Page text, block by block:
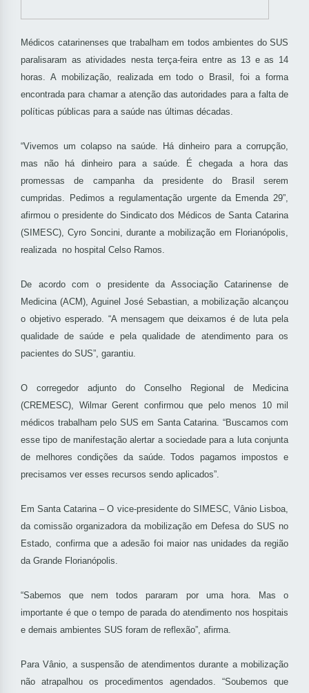
Médicos catarinenses que trabalham em todos ambientes do SUS
paralisaram as atividades nesta terça-feira entre as 13 e as 14
horas. A mobilização, realizada em todo o Brasil, foi a forma
encontrada para chamar a atenção das autoridades para a falta de
políticas públicas para a saúde nas últimas décadas.
“Vivemos um colapso na saúde. Há dinheiro para a corrupção,
mas não há dinheiro para a saúde. É chegada a hora das
promessas de campanha da presidente do Brasil serem
cumpridas. Pedimos a regulamentação urgente da Emenda 29”,
afirmou o presidente do Sindicato dos Médicos de Santa Catarina
(SIMESC), Cyro Soncini, durante a mobilização em Florianópolis,
realizada no hospital Celso Ramos.
De acordo com o presidente da Associação Catarinense de
Medicina (ACM), Aguinel José Sebastian, a mobilização alcançou
o objetivo esperado. “A mensagem que deixamos é de luta pela
qualidade de saúde e pela qualidade de atendimento para os
pacientes do SUS”, garantiu.
O corregedor adjunto do Conselho Regional de Medicina
(CREMESC), Wilmar Gerent confirmou que pelo menos 10 mil
médicos trabalham pelo SUS em Santa Catarina. “Buscamos com
esse tipo de manifestação alertar a sociedade para a luta conjunta
de melhores condições da saúde. Todos pagamos impostos e
precisamos ver esses recursos sendo aplicados”.
Em Santa Catarina – O vice-presidente do SIMESC, Vânio Lisboa,
da comissão organizadora da mobilização em Defesa do SUS no
Estado, confirma que a adesão foi maior nas unidades da região
da Grande Florianópolis.
“Sabemos que nem todos pararam por uma hora. Mas o
importante é que o tempo de parada do atendimento nos hospitais
e demais ambientes SUS foram de reflexão”, afirma.
Para Vânio, a suspensão de atendimentos durante a mobilização
não atrapalhou os procedimentos agendados. “Soubemos que